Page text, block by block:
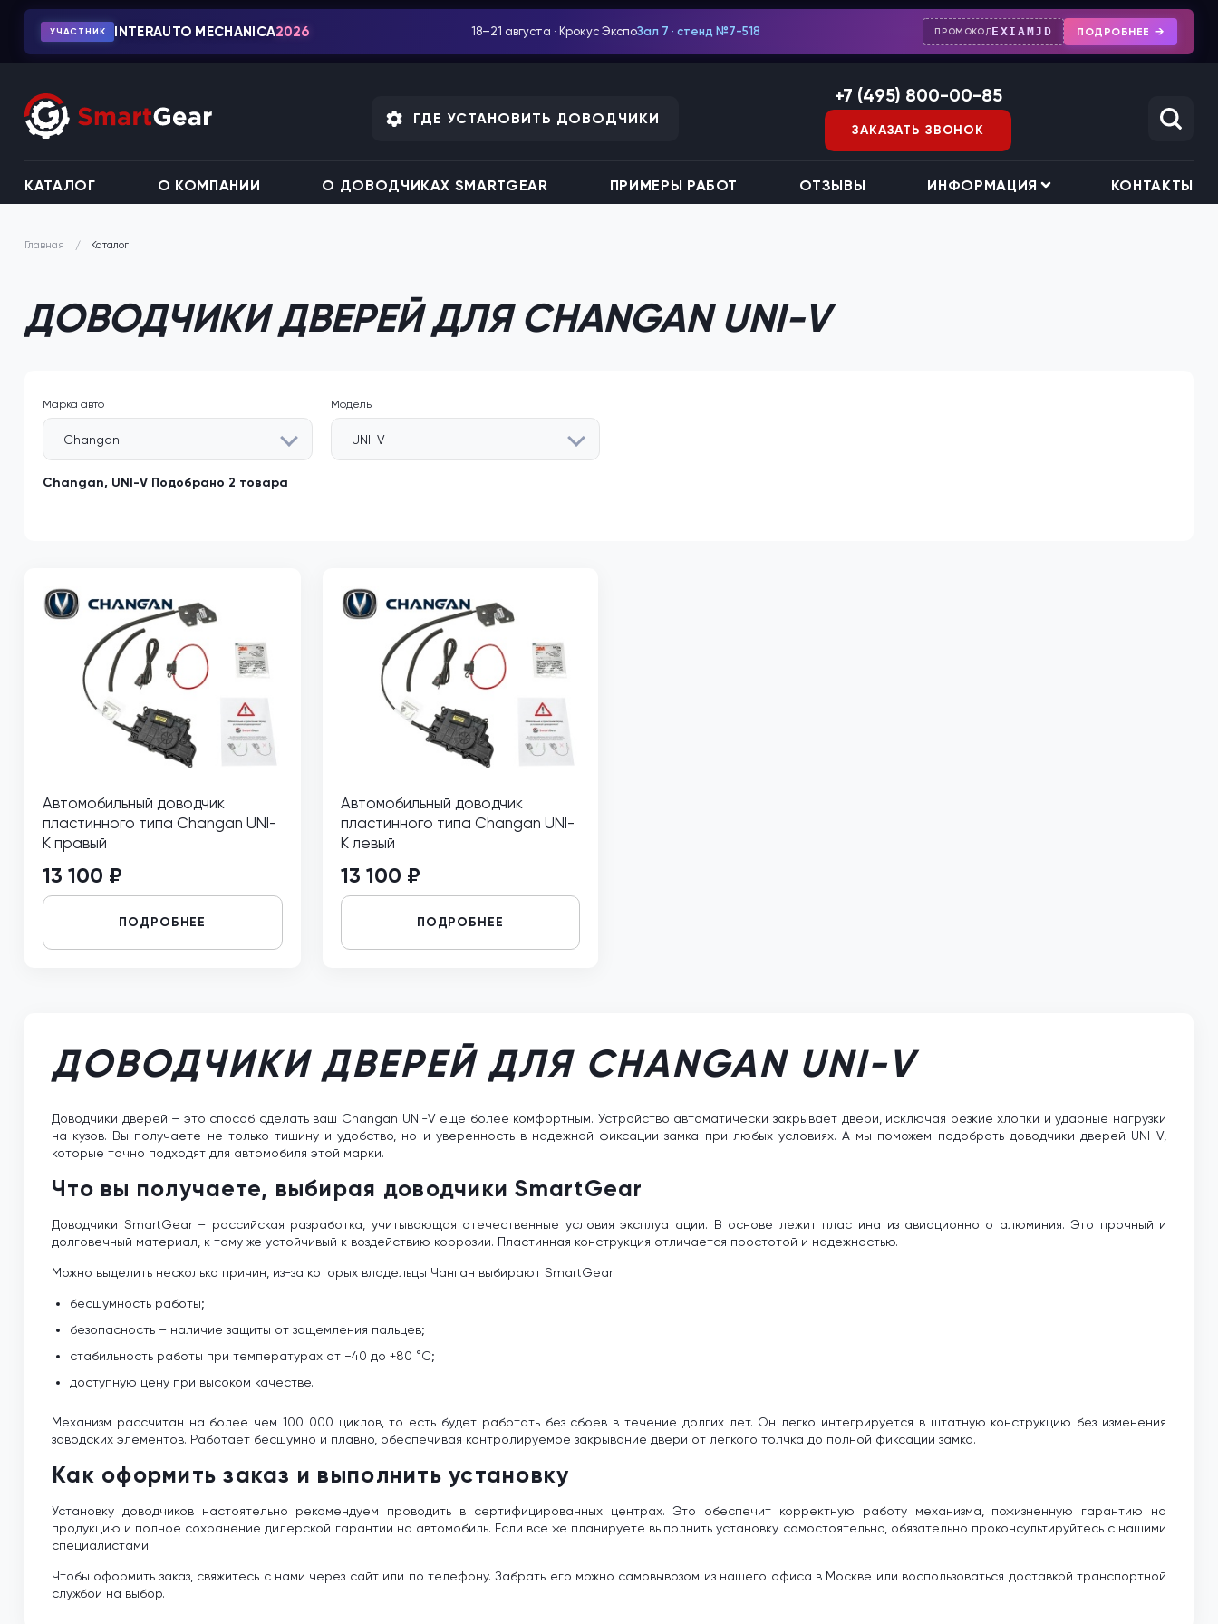
УЧАСТНИК INTERAUTO MECHANICA2026 18–21 августа · Крокус ЭкспоЗал 7 · стенд №7-518 ПРОМОКОДEXIAMJD ПОДРОБНЕЕ
КАТАЛОГ О КОМПАНИИ О ДОВОДЧИКАХ SMARTGEAR ПРИМЕРЫ РАБОТ ОТЗЫВЫ ИНФОРМАЦИЯ КОНТАКТЫ
ГДЕ УСТАНОВИТЬ ДОВОДЧИКИ
+7 (495) 800-00-85
ЗАКАЗАТЬ ЗВОНОК
Главная Каталог
ДОВОДЧИКИ ДВЕРЕЙ ДЛЯ CHANGAN UNI-V
Марка авто
Changan
Модель
UNI-V
Changan, UNI-V Подобрано 2 товара
Автомобильный доводчик
пластинного типа Changan UNI-
K правый
13 100 ₽
ПОДРОБНЕЕ
Автомобильный доводчик
пластинного типа Changan UNI-
K левый
13 100 ₽
ПОДРОБНЕЕ
ДОВОДЧИКИ ДВЕРЕЙ ДЛЯ CHANGAN UNI-V
Доводчики дверей – это способ сделать ваш Changan UNI-V еще более комфортным. Устройство автоматически закрывает двери, исключая резкие хлопки и ударные нагрузки
на кузов. Вы получаете не только тишину и удобство, но и уверенность в надежной фиксации замка при любых условиях. А мы поможем подобрать доводчики дверей UNI-V,
которые точно подходят для автомобиля этой марки.
Что вы получаете, выбирая доводчики SmartGear
Доводчики SmartGear – российская разработка, учитывающая отечественные условия эксплуатации. В основе лежит пластина из авиационного алюминия. Это прочный и
долговечный материал, к тому же устойчивый к воздействию коррозии. Пластинная конструкция отличается простотой и надежностью.
Можно выделить несколько причин, из-за которых владельцы Чанган выбирают SmartGear:
бесшумность работы;
безопасность – наличие защиты от защемления пальцев;
стабильность работы при температурах от −40 до +80 °C;
доступную цену при высоком качестве.
Механизм рассчитан на более чем 100 000 циклов, то есть будет работать без сбоев в течение долгих лет. Он легко интегрируется в штатную конструкцию без изменения
заводских элементов. Работает бесшумно и плавно, обеспечивая контролируемое закрывание двери от легкого толчка до полной фиксации замка.
Как оформить заказ и выполнить установку
Установку доводчиков настоятельно рекомендуем проводить в сертифицированных центрах. Это обеспечит корректную работу механизма, пожизненную гарантию на
продукцию и полное сохранение дилерской гарантии на автомобиль. Если все же планируете выполнить установку самостоятельно, обязательно проконсультируйтесь с нашими
специалистами.
Чтобы оформить заказ, свяжитесь с нами через сайт или по телефону. Забрать его можно самовывозом из нашего офиса в Москве или воспользоваться доставкой транспортной
службой на выбор.